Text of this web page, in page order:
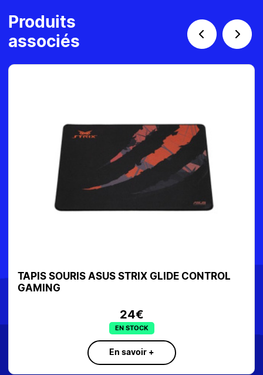
Produits
associés
TAPIS SOURIS ASUS STRIX GLIDE CONTROL
GAMING
24€
EN STOCK
En savoir +